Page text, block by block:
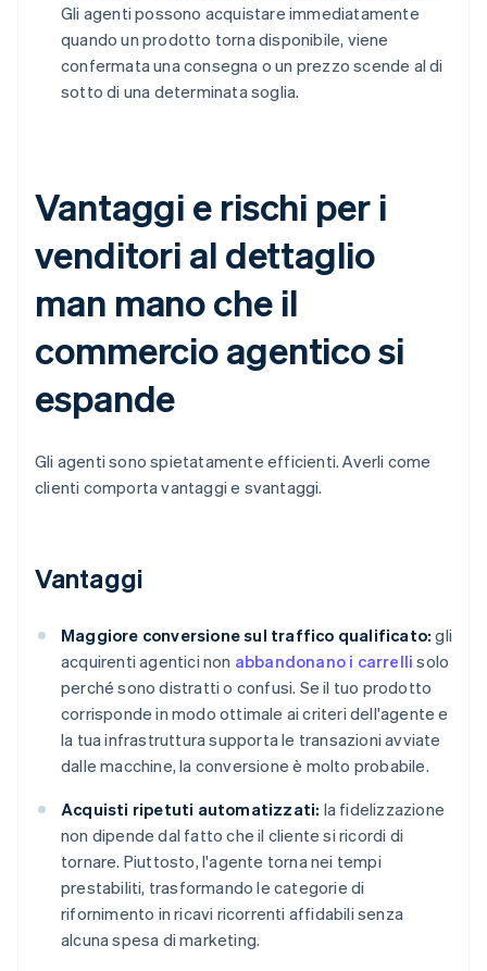
Gli agenti possono acquistare immediatamente
quando un prodotto torna disponibile, viene
confermata una consegna o un prezzo scende al di
sotto di una determinata soglia.
Vantaggi e rischi per i
venditori al dettaglio
man mano che il
commercio agentico si
espande
Gli agenti sono spietatamente efficienti. Averli come
clienti comporta vantaggi e svantaggi.
Vantaggi
Maggiore conversione sul traffico qualificato: gli
acquirenti agentici non abbandonano i carrelli solo
perché sono distratti o confusi. Se il tuo prodotto
corrisponde in modo ottimale ai criteri dell'agente e
la tua infrastruttura supporta le transazioni avviate
dalle macchine, la conversione è molto probabile.
Acquisti ripetuti automatizzati: la fidelizzazione
non dipende dal fatto che il cliente si ricordi di
tornare. Piuttosto, l'agente torna nei tempi
prestabiliti, trasformando le categorie di
rifornimento in ricavi ricorrenti affidabili senza
alcuna spesa di marketing.